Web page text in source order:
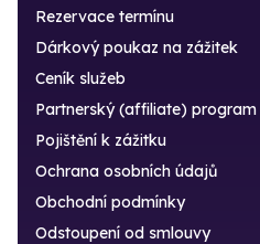
Rezervace termínu
Dárkový poukaz na zážitek
Ceník služeb
Partnerský (affiliate) program
Pojištění k zážitku
Ochrana osobních údajů
Obchodní podmínky
Odstoupení od smlouvy